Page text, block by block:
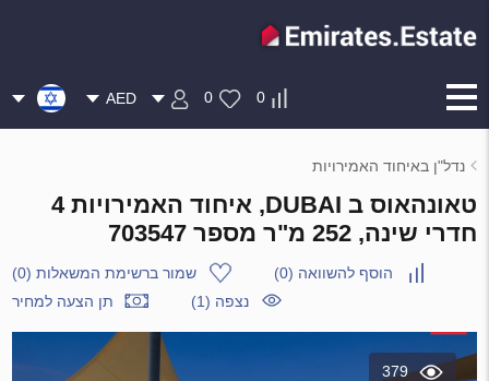
0
0
AED
נדל"ן באיחוד האמירויות
טאונהאוס ב DUBAI, איחוד האמירויות 4
חדרי שינה, 252 מ"ר מספר 703547
הוסף להשוואה (
0
) שמור ברשימת המשאלות(
0
)
נצפה (1)
תן הצעה למחיר
379